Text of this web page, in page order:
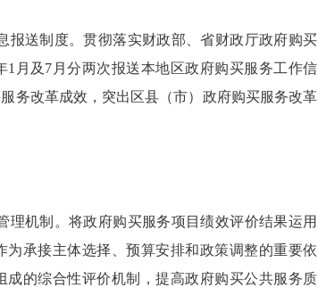
报送制度。贯彻落实财政部、省财政厅政府购买
1 月及 7 月分两次报送本地区政府购买服务工作信
务改革成效，突出区县（市）政府购买服务改革
理机制。将政府购买服务项目绩效评价结果运用
承接主体选择、预算安排和政策调整的重要依
的综合性评价机制，提高政府购买公共服务质